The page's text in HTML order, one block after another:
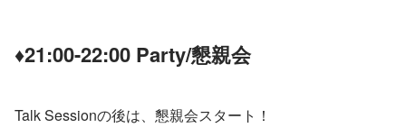
♦21:00-22:00 Party/懇親会
Talk Sessionの後は、懇親会スタート！